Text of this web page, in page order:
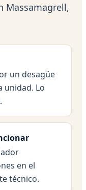
Massamagrell,
un desagüe
unidad. Lo
en el
técnico.